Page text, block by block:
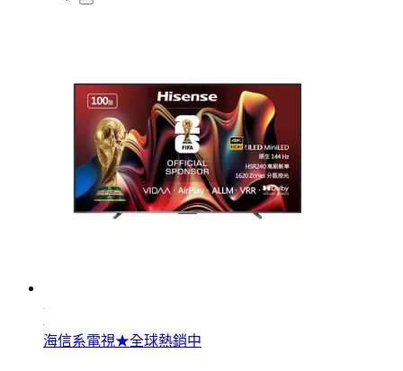
海信系電視★全球熱銷中